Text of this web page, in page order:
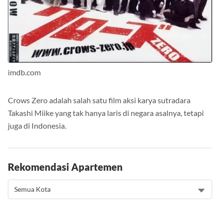
imdb.com
Crows Zero adalah salah satu film aksi karya sutradara
Takashi Miike yang tak hanya laris di negara asalnya, tetapi
juga di Indonesia.
Rekomendasi Apartemen